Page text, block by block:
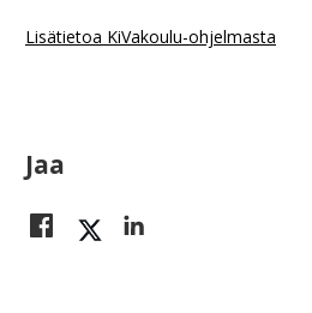
Lisätietoa KiVakoulu-ohjelmasta
Jaa